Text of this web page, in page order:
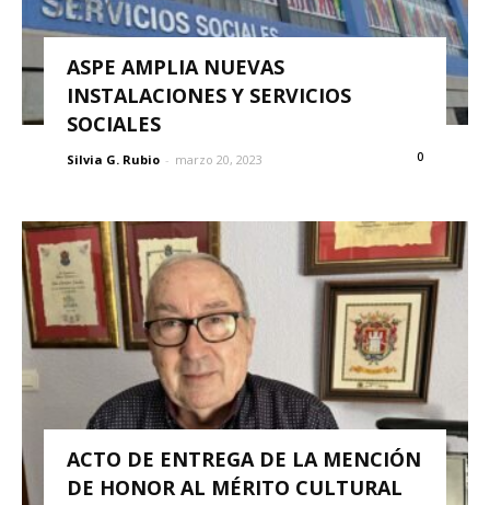
ASPE AMPLIA NUEVAS
INSTALACIONES Y SERVICIOS
SOCIALES
Silvia G. Rubio - marzo 20, 2023 0
ACTO DE ENTREGA DE LA MENCIÓN
DE HONOR AL MÉRITO CULTURAL